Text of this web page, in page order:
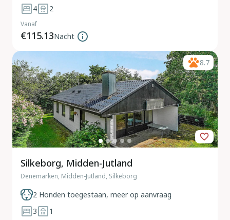
4
2
Vanaf
€115.13Nacht
8.7
Silkeborg, Midden-Jutland
Denemarken, Midden-Jutland, Silkeborg
2 Honden toegestaan, meer op aanvraag
3
1